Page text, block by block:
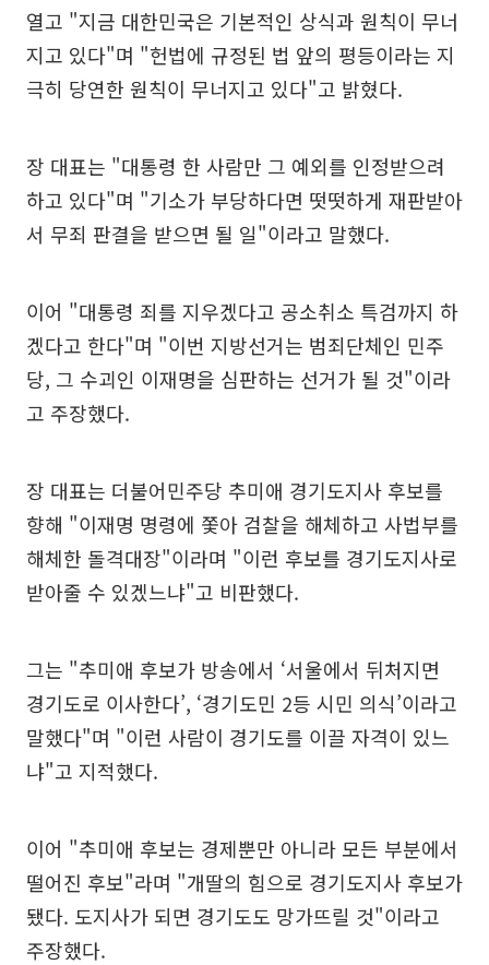
열고 "지금 대한민국은 기본적인 상식과 원칙이 무너
지고 있다"며 "헌법에 규정된 법 앞의 평등이라는 지
극히 당연한 원칙이 무너지고 있다"고 밝혔다.
장 대표는 "대통령 한 사람만 그 예외를 인정받으려
하고 있다"며 "기소가 부당하다면 떳떳하게 재판받아
서 무죄 판결을 받으면 될 일"이라고 말했다.
이어 "대통령 죄를 지우겠다고 공소취소 특검까지 하
겠다고 한다"며 "이번 지방선거는 범죄단체인 민주
당, 그 수괴인 이재명을 심판하는 선거가 될 것"이라
고 주장했다.
장 대표는 더불어민주당 추미애 경기도지사 후보를
향해 "이재명 명령에 쫓아 검찰을 해체하고 사법부를
해체한 돌격대장"이라며 "이런 후보를 경기도지사로
받아줄 수 있겠느냐"고 비판했다.
그는 "추미애 후보가 방송에서 ‘서울에서 뒤처지면
경기도로 이사한다’, ‘경기도민 2등 시민 의식’이라고
말했다"며 "이런 사람이 경기도를 이끌 자격이 있느
냐"고 지적했다.
이어 "추미애 후보는 경제뿐만 아니라 모든 부분에서
떨어진 후보"라며 "개딸의 힘으로 경기도지사 후보가
됐다. 도지사가 되면 경기도도 망가뜨릴 것"이라고
주장했다.